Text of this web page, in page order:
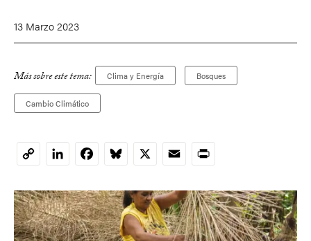
13 Marzo 2023
Más sobre este tema: Clima y Energía Bosques
Cambio Climático
CopyLinkedInFacebookBluesky
X EmailPrint